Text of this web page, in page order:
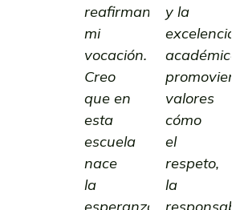
reafirmando
mi
vocación.
Creo
que en
esta
escuela
nace
la
esperanza,
y la
excelencia
académica,
valores
cómo
el
respeto,
la